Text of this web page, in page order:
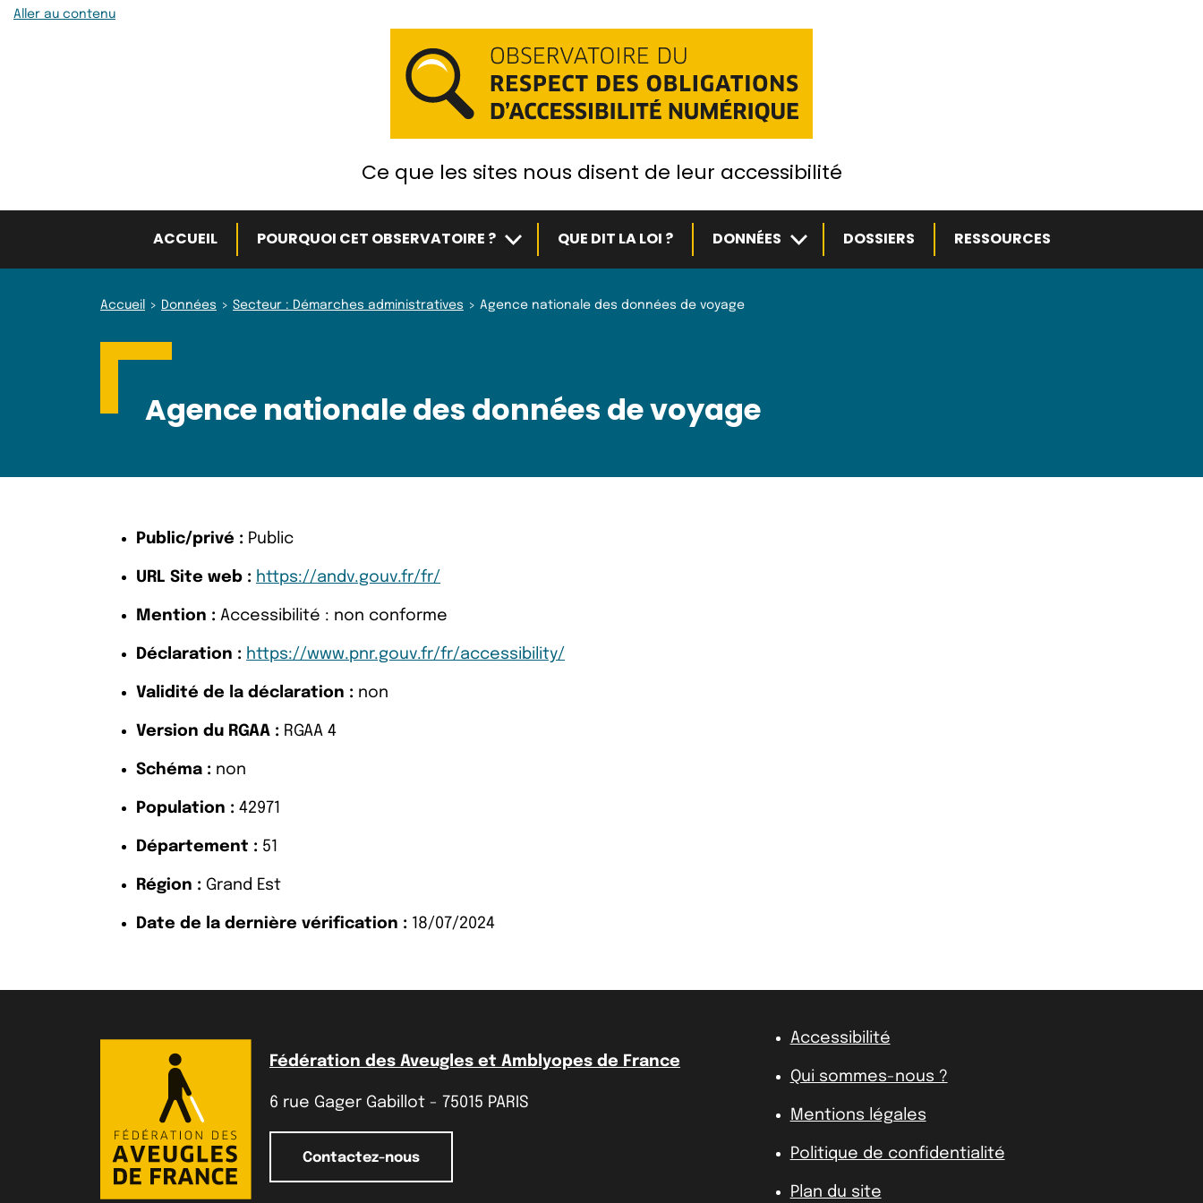
Aller au contenu
Ce que les sites nous disent de leur accessibilité
ACCUEIL POURQUOI CET OBSERVATOIRE ? Sous-menuQUE DIT LA LOI ? DONNÉES Sous-menuDOSSIERS RESSOURCES
Accueil Données Secteur : Démarches administratives Agence nationale des données de voyage
Agence nationale des données de voyage
Public/privé : Public
URL Site web : https://andv.gouv.fr/fr/
Mention : Accessibilité : non conforme
Déclaration : https://www.pnr.gouv.fr/fr/accessibility/
Validité de la déclaration : non
Version du RGAA : RGAA 4
Schéma : non
Population : 42971
Département : 51
Région : Grand Est
Date de la dernière vérification : 18/07/2024
Fédération des Aveugles et Amblyopes de France
6 rue Gager Gabillot - 75015 PARIS
Contactez-nous
Accessibilité
Qui sommes-nous ?
Mentions légales
Politique de confidentialité
Plan du site